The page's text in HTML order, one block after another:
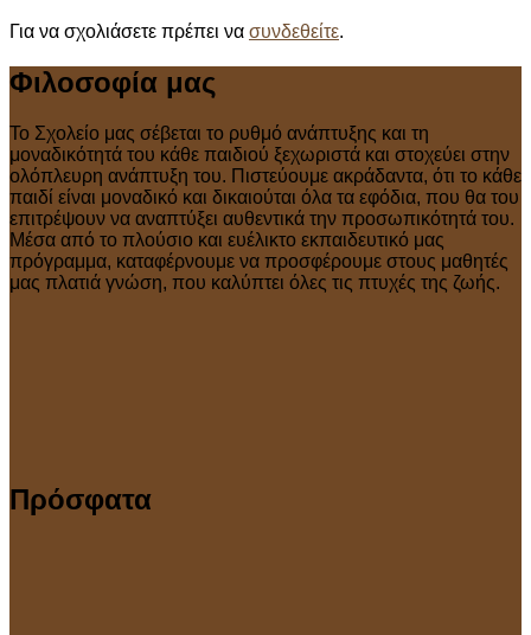
Για να σχολιάσετε πρέπει να συνδεθείτε.
Φιλοσοφία μας
Το Σχολείο μας σέβεται το ρυθμό ανάπτυξης και τη
μοναδικότητά του κάθε παιδιού ξεχωριστά και στοχεύει στην
ολόπλευρη ανάπτυξη του. Πιστεύουμε ακράδαντα, ότι το κάθε
παιδί είναι μοναδικό και δικαιούται όλα τα εφόδια, που θα του
επιτρέψουν να αναπτύξει αυθεντικά την προσωπικότητά του.
Μέσα από το πλούσιο και ευέλικτο εκπαιδευτικό μας
πρόγραμμα, καταφέρνουμε να προσφέρουμε στους μαθητές
μας πλατιά γνώση, που καλύπτει όλες τις πτυχές της ζωής.
Πρόσφατα